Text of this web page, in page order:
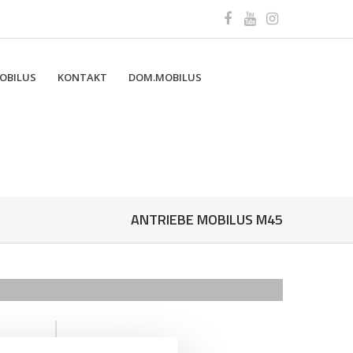
KONTAKT DOM.MOBILUS
ANTRIEBE MOBILUS M45